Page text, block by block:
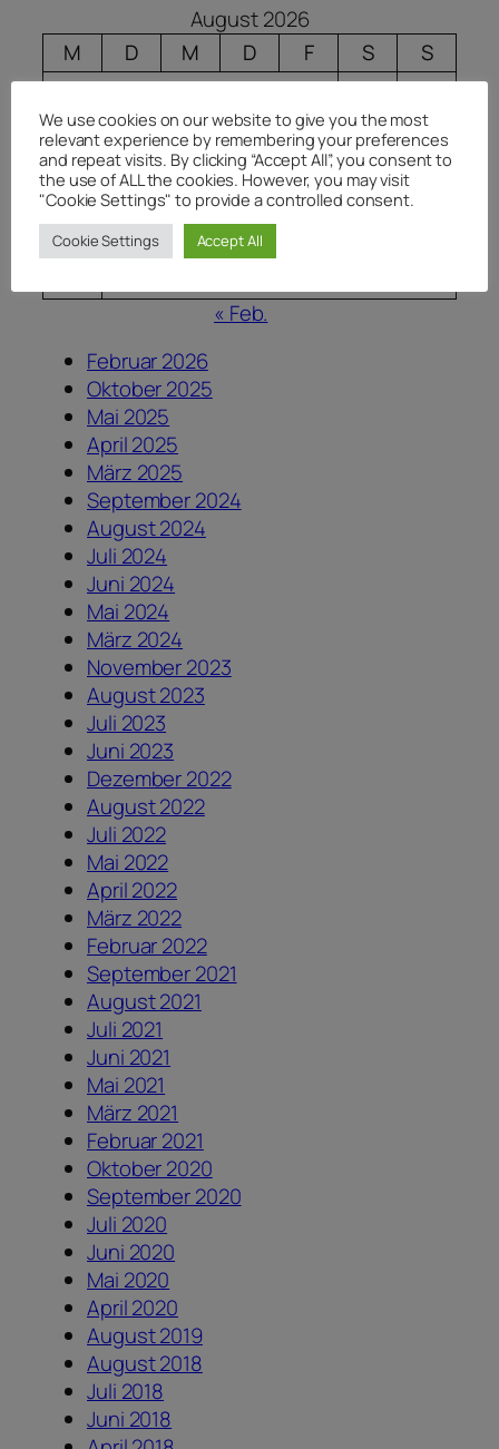
August 2026
M
D M D F S
S
1
2
3
4 5 6 7 8
9
10
11 12 13 14 15
16
17
18 19 20 21 22
24
25 26 27
« Feb.
Februar 2026
Oktober 2025
Mai 2025
April 2025
März 2025
September 2024
August 2024
Juli 2024
Juni 2024
Mai 2024
März 2024
November 2023
August 2023
Juli 2023
Juni 2023
Dezember 2022
August 2022
Juli 2022
Mai 2022
April 2022
März 2022
Februar 2022
September 2021
August 2021
Juli 2021
Juni 2021
Mai 2021
März 2021
Februar 2021
Oktober 2020
September 2020
Juli 2020
Juni 2020
Mai 2020
April 2020
August 2019
August 2018
Juli 2018
Juni 2018
We use cookies on our website to give you the most
relevant experience by remembering your preferences
and repeat visits. By clicking “Accept All”, you consent to
the use of ALL the cookies. However, you may visit
"Cookie Settings" to provide a controlled consent.
Cookie Settings Accept All